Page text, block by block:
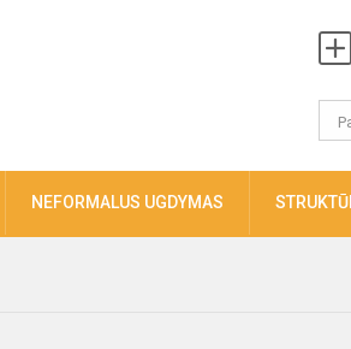
NEFORMALUS UGDYMAS